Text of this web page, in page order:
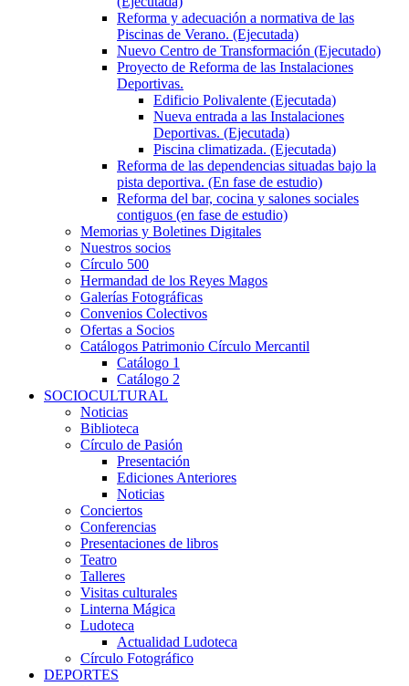
Reforma y adecuación a normativa de las
Piscinas de Verano. (Ejecutada)
Nuevo Centro de Transformación (Ejecutado)
Proyecto de Reforma de las Instalaciones
Deportivas.
Edificio Polivalente (Ejecutada)
Nueva entrada a las Instalaciones
Deportivas. (Ejecutada)
Piscina climatizada. (Ejecutada)
Reforma de las dependencias situadas bajo la
pista deportiva. (En fase de estudio)
Reforma del bar, cocina y salones sociales
contiguos (en fase de estudio)
Memorias y Boletines Digitales
Nuestros socios
Círculo 500
Hermandad de los Reyes Magos
Galerías Fotográficas
Convenios Colectivos
Ofertas a Socios
Catálogos Patrimonio Círculo Mercantil
Catálogo 1
Catálogo 2
SOCIOCULTURAL
Noticias
Biblioteca
Círculo de Pasión
Presentación
Ediciones Anteriores
Noticias
Conciertos
Conferencias
Presentaciones de libros
Teatro
Talleres
Visitas culturales
Linterna Mágica
Ludoteca
Actualidad Ludoteca
Círculo Fotográfico
DEPORTES